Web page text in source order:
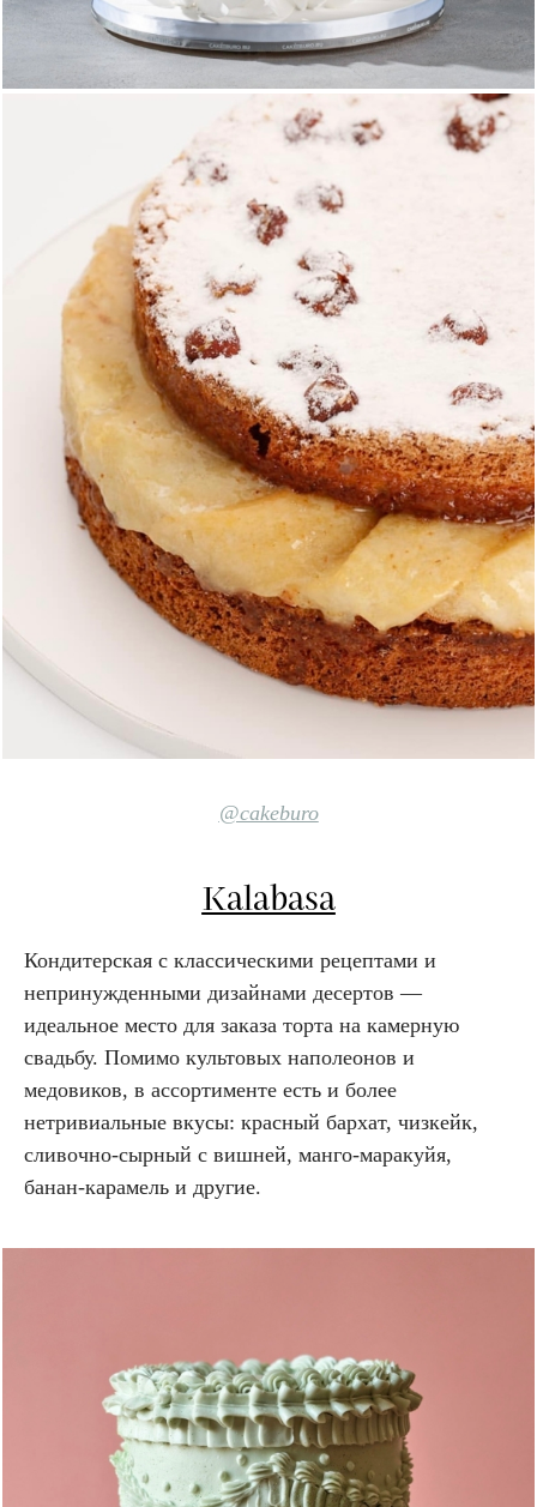
@cakeburo
Kalabasa
Кондитерская с классическими рецептами и
непринужденными дизайнами десертов —
идеальное место для заказа торта на камерную
свадьбу. Помимо культовых наполеонов и
медовиков, в ассортименте есть и более
нетривиальные вкусы: красный бархат, чизкейк,
сливочно-сырный с вишней, манго-маракуйя,
банан-карамель и другие.